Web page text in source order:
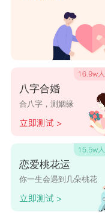
八字合婚
合八字，测姻缘
恋爱桃花运
你一生会遇到几朵桃花